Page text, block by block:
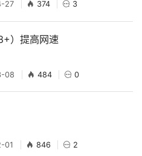
27 374 3
）提高网速
08 484 0
01 846 2